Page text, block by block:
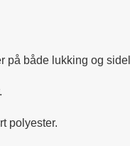
på både lukking og
polyester.